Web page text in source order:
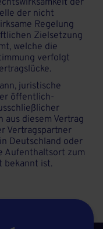
der
der nicht
Regelung
Zielsetzung
welche die
verfolgt
juristische
öffentlich-
diesem Vertrag
Vertragspartner
Deutschland oder
Aufenthaltsort zum
bekannt ist.